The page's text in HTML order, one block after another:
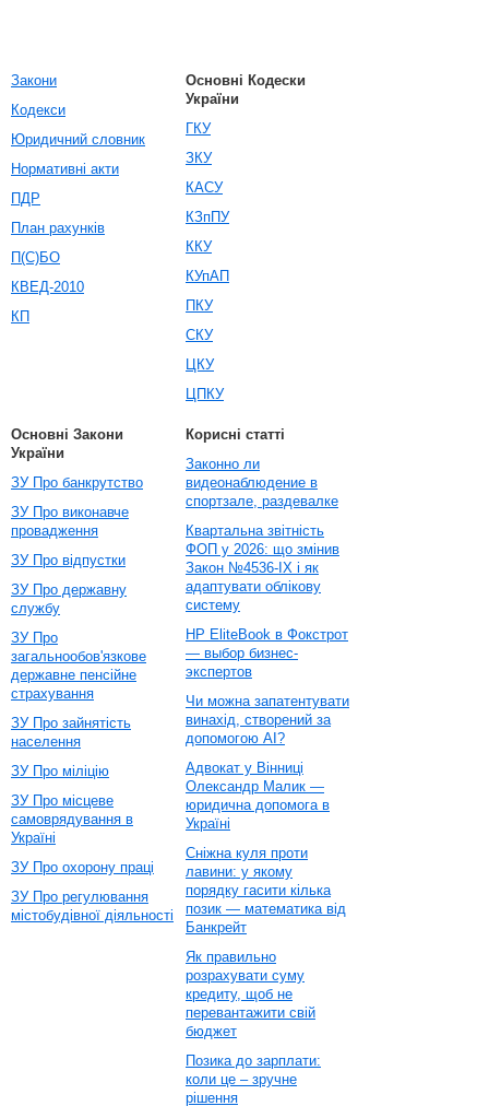
Закони
Кодекси
Юридичний словник
Нормативні акти
ПДР
План рахунків
П(С)БО
КВЕД-2010
КП
Основні Кодески
України
ГКУ
ЗКУ
КАСУ
КЗпПУ
ККУ
КУпАП
ПКУ
СКУ
ЦКУ
ЦПКУ
Основні Закони
України
ЗУ Про банкрутство
ЗУ Про виконавче
провадження
ЗУ Про відпустки
ЗУ Про державну
службу
ЗУ Про
загальнообов'язкове
державне пенсійне
страхування
ЗУ Про зайнятість
населення
ЗУ Про міліцію
ЗУ Про місцеве
самоврядування в
Україні
ЗУ Про охорону праці
ЗУ Про регулювання
містобудівної діяльності
Корисні статті
Законно ли
видеонаблюдение в
спортзале, раздевалке
Квартальна звітність
ФОП у 2026: що змінив
Закон №4536-IX і як
адаптувати облікову
систему
HP EliteBook в Фокстрот
— выбор бизнес-
экспертов
Чи можна запатентувати
винахід, створений за
допомогою AI?
Адвокат у Вінниці
Олександр Малик —
юридична допомога в
Україні
Сніжна куля проти
лавини: у якому
порядку гасити кілька
позик — математика від
Банкрейт
Як правильно
розрахувати суму
кредиту, щоб не
перевантажити свій
бюджет
Позика до зарплати:
коли це – зручне
рішення